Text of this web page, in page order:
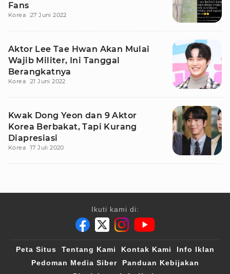
Fans
Korea 27 Juni 2022
Aktor Lee Tae Hwan Akan Mulai
Wajib Militer, Ini Tanggal
Berangkatnya
Korea 21 Juni 2022
Kwak Dong Yeon dan 9 Aktor
Korea Berbakat, Tapi Kurang
Diapresiasi
Korea 17 Juli 2020
Ikuti kami di:
Peta Situs Tentang Kami Kontak Kami
Info Iklan
Pedoman Media Siber
Panduan Kebijakan